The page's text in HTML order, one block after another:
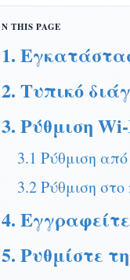
1.
2. Τυπικό
3. Ρύθμιση
3.1 Ρύθμιση
3.2 Ρύθμιση
4.
5. Ρυθμίστε